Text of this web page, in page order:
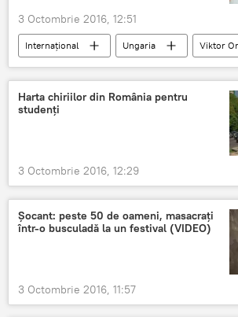
3 Octombrie 2016, 12:51
Internaţional Ungaria
Viktor
Imigranți
Imigrație
Criza imigranților
Harta chiriilor din România pentru
studenți
3 Octombrie 2016, 12:29
Șocant: peste 50 de oameni, masacrați
într-o busculadă la un festival (VIDEO)
3 Octombrie 2016, 11:57